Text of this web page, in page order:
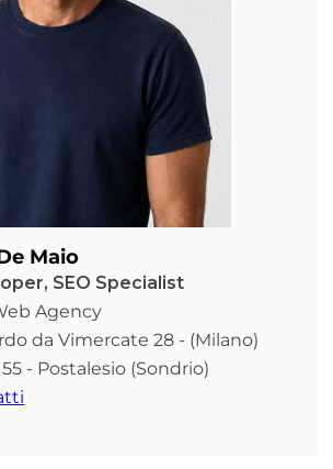
Maio
SEO Specialist
Agency
da Vimercate 28 - (Milano)
- Postalesio (Sondrio)